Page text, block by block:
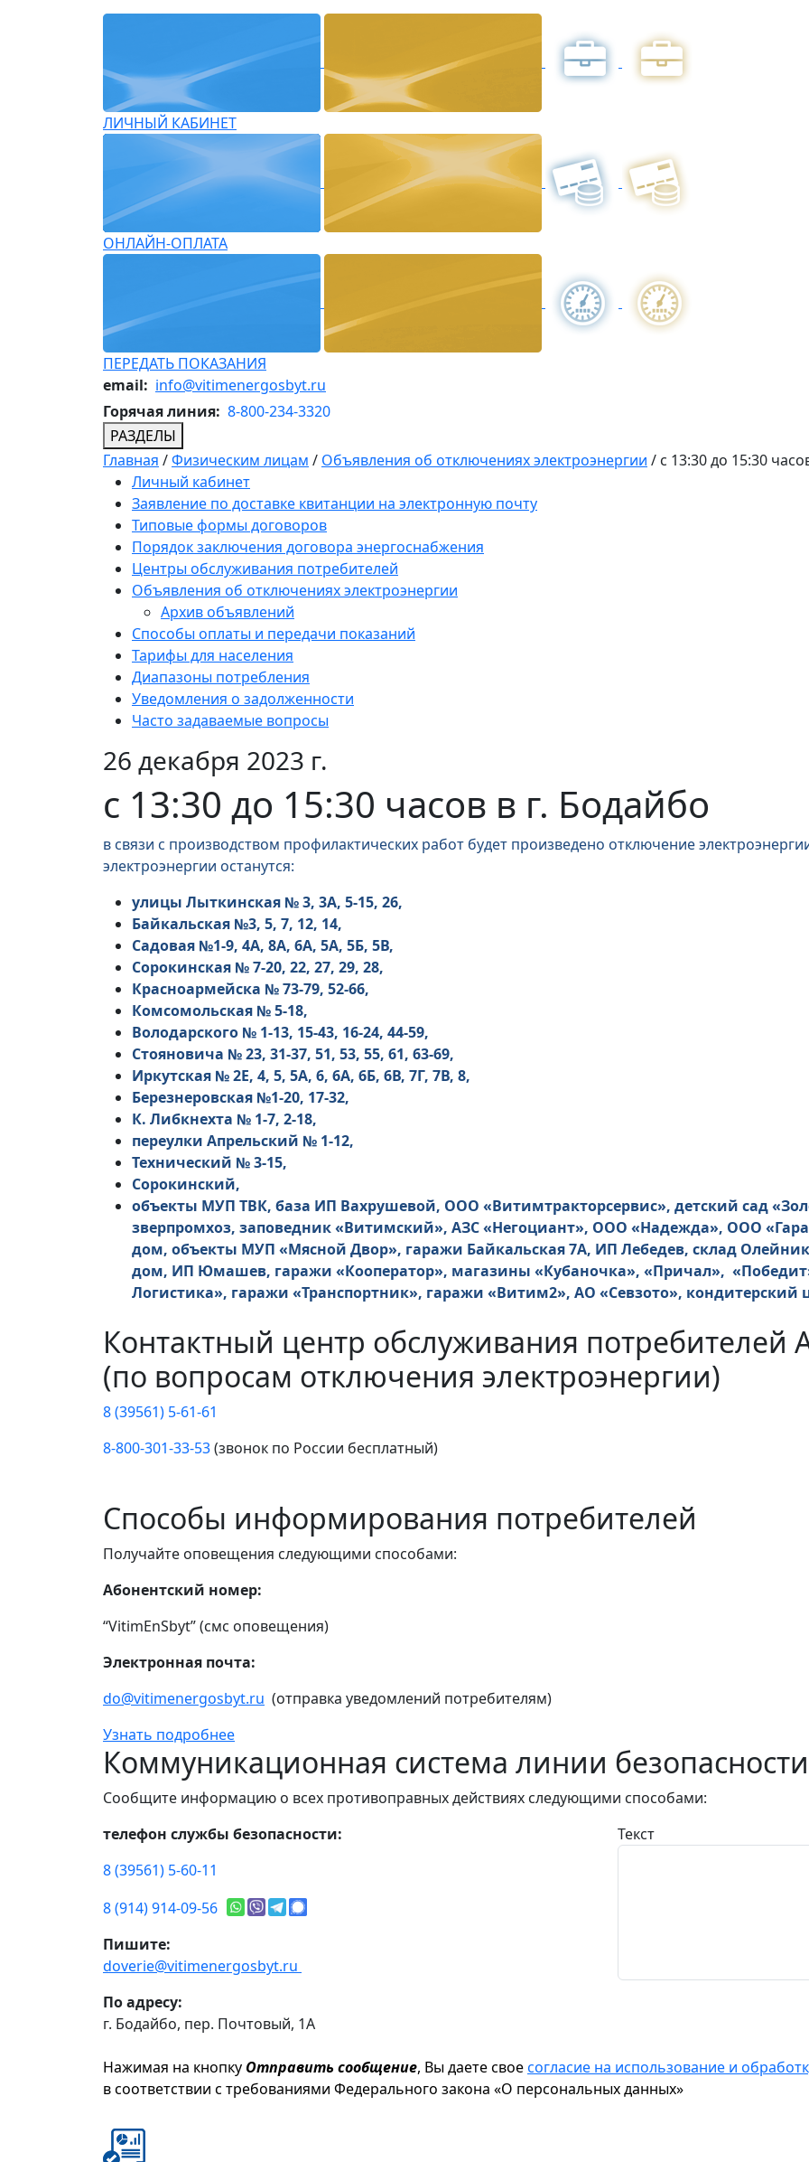
ЛИЧНЫЙ КАБИНЕТ
ОНЛАЙН-ОПЛАТА
ПЕРЕДАТЬ ПОКАЗАНИЯ
email: info@vitimenergosbyt.ru
Горячая линия: 8-800-234-3320
РАЗДЕЛЫ
Главная /Физическим лицам / Объявления об отключениях электроэнергии / с 13:30 до 15:30
Личный кабинет
Заявление по доставке квитанции на электронную почту
Типовые формы договоров
Порядок заключения договора энергоснабжения
Центры обслуживания потребителей
Объявления об отключениях электроэнергии
Архив объявлений
Способы оплаты и передачи показаний
Тарифы для населения
Диапазоны потребления
Уведомления о задолженности
Часто задаваемые вопросы
26 декабря 2023 г.
с 13:30 до 15:30 часов в г. Бодайбо
в связи с производством профилактических работ будет произведено отключение
электроэнергии останутся:
улицы Лыткинская № 3, 3А, 5-15, 26,
Байкальская №3, 5, 7, 12, 14,
Садовая №1-9, 4А, 8А, 6А, 5А, 5Б, 5В,
Сорокинская № 7-20, 22, 27, 29, 28,
Красноармейска № 73-79, 52-66,
Комсомольская № 5-18,
Володарского № 1-13, 15-43, 16-24, 44-59,
Стояновича № 23, 31-37, 51, 53, 55, 61, 63-69,
Иркутская № 2Е, 4, 5, 5А, 6, 6А, 6Б, 6В, 7Г, 7В, 8,
Березнеровская №1-20, 17-32,
К. Либкнехта № 1-7, 2-18,
переулки Апрельский № 1-12,
Технический № 3-15,
Сорокинский,
объекты МУП ТВК, база ИП Вахрушевой, ООО «Витимтракторсервис», детский сад
зверпромхоз, заповедник «Витимский», АЗС «Негоциант», ООО «Надежда», ООО
дом, объекты МУП «Мясной Двор», гаражи Байкальская 7А, ИП Лебедев, склад
дом, ИП Юмашев, гаражи «Кооператор», магазины «Кубаночка», «Причал»,
Логистика», гаражи «Транспортник», гаражи «Витим2», АО «Севзото», кондитерский
Контактный центр обслуживания потребителей
(по вопросам отключения электроэнергии)
8 (39561) 5-61-61
8-800-301-33-53(звонок по России бесплатный)
Способы информирования потребителей
Получайте оповещения следующими способами:
Абонентский номер:
“VitimEnSbyt” (смс оповещения)
Электронная почта:
do@vitimenergosbyt.ru (отправка уведомлений потребителям)
Узнать подробнее
Коммуникационная система линии безопасности
Сообщите информацию о всех противоправных действиях следующими способами:
телефон службы безопасности:
8 (39561) 5-60-11
8 (914) 914-09-56
Пишите:
doverie@vitimenergosbyt.ru
По адресу:
г. Бодайбо, пер. Почтовый, 1А
Текст
Нажимая на кнопку Отправить сообщение, Вы даете своесогласие на использование и
в соответствии с требованиями Федерального закона «О персональных данных»